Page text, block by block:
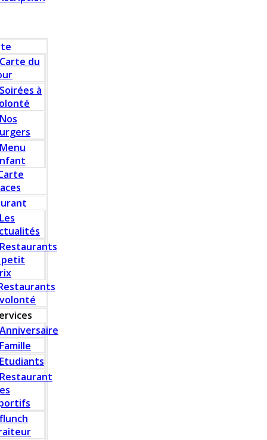
Carte du
Soirées à
Nos
Menu
Les
Restaurants
petit
Anniversaire
Famille
Etudiants
Restaurant
flunch